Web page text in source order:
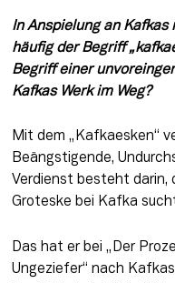
In Anspielung an
häufig der Begriff
Begriff einer
Kafkas Werk im Weg?
Mit dem „Kafkaesken“
Beängstigende,
Verdienst besteht darin,
Groteske bei Kafka
Das hat er bei „Der
Ungeziefer“ nach